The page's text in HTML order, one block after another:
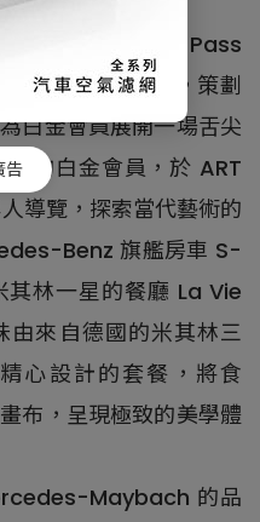
Mercedes-Benz Pass
術」為核心理念，策劃
白金會員展開一場舌尖
的白金會員，於 ART
導覽，探索當代藝術的
Benz 旗艦房車 S-
林一星的餐廳 La Vie
來自德國的米其林三
心設計的套餐，將食
布，呈現極致的美學體
Maybach 的品
告